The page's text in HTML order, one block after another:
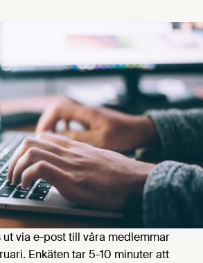
ut via e-post till våra medlemmar
Enkäten tar 5-10 minuter att